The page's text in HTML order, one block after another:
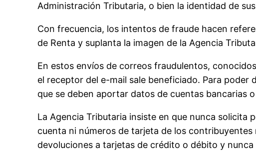
Administración Tributaria, o bien la identidad de
Con frecuencia, los intentos de fraude hacen
de Renta y suplanta la imagen de la Agencia
En estos envíos de correos fraudulentos,
el receptor del e-mail sale beneficiado. Para
que se deben aportar datos de cuentas bancarias
La Agencia Tributaria insiste en que nunca
cuenta ni números de tarjeta de los
devoluciones a tarjetas de crédito o débito y